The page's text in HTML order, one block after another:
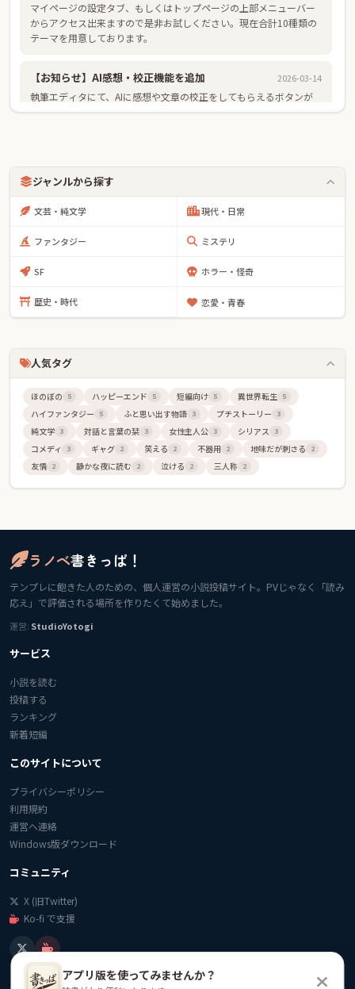
マイページの設定タブ、もしくはトップページの上部メニューバー
からアクセス出来ますので是非お試しください。現在合計10種類の
テーマを用意しております。
【お知らせ】AI感想・校正機能を追加 2026-03-14
執筆エディタにて、AIに感想や文章の校正をしてもらえるボタンが
追加されました。また、それに伴い利用規約も改定しておりますの
作品管理ページから、ワールドマップエディタを開き便利なペイン
トツールやスタンプであなたの世界を自由に伝えられます。
紙が3Dでめくれるアニメーションはもちろん、紙の音や裏写りまで
メンテナンス情報や、アップデート情報。コンテストの開催などを
お知らせしていきます。
『ラノベ書きっぱ！』が正式リリース。
伝説の始まり！
ジャンルから探す
文芸・純文学 現代・日常
ファンタジー ミステリ
SF ホラー・怪奇
歴史・時代 恋愛・青春
人気タグ
ほのぼの 5 ハッピーエンド 5 短編向け 5 異世界転生 5
ハイファンタジー 5 ふと思い出す物語 3 プチストーリー 3
純文学 3 対話と言葉の栞 3 女性主人公 3 シリアス 3
コメディ 3 ギャグ 2 笑える 2 不器用 2 地味だが刺さる 2
友情 2 静かな夜に読む 2 泣ける 2 三人称 2
ラノベ書きっぱ！
テンプレに飽きた人のための、個人運営の小説投稿サイト。PVじゃなく「読み
応え」で評価される場所を作りたくて始めました。
運営: StudioYotogi
サービス
小説を読む
投稿する
ランキング
新着短編
このサイトについて
プライバシーポリシー
利用規約
運営へ連絡
Windows版ダウンロード
コミュニティ
X (旧Twitter)
Ko-fi で支援
アプリ版を使ってみませんか？